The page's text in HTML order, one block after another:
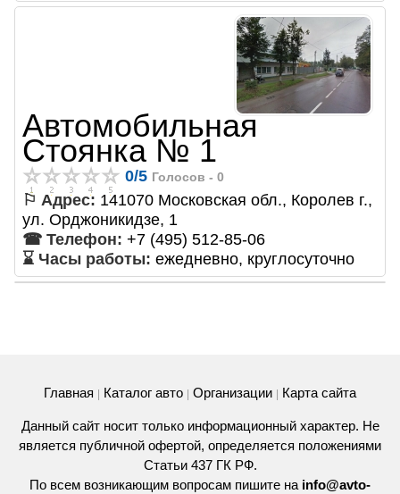
Автомобильная
Стоянка № 1
0/5 Голосов - 0
⚐ Адрес: 141070 Московская обл., Королев г.,
ул. Орджоникидзе, 1
☎ Телефон: +7 (495) 512-85-06
⌛ Часы работы: ежедневно, круглосуточно
Главная Каталог авто Организации Карта сайта
Данный сайт носит только информационный характер. Не
является публичной офертой, определяется положениями
Статьи 437 ГК РФ.
По всем возникающим вопросам пишите на info@avto-